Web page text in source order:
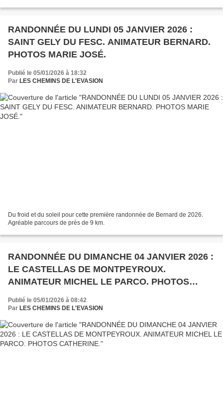
RANDONNÉE DU LUNDI 05 JANVIER 2026 :
SAINT GELY DU FESC. ANIMATEUR BERNARD.
PHOTOS MARIE JOSÉ.
Publié le 05/01/2026 à 18:32
Par LES CHEMINS DE L'EVASION
Du froid et du soleil pour cette première randonnée de Bernard de 2026.
Agréable parcours de près de 9 km.
RANDONNÉE DU DIMANCHE 04 JANVIER 2026 :
LE CASTELLAS DE MONTPEYROUX.
ANIMATEUR MICHEL LE PARCO. PHOTOS
Publié le 05/01/2026 à 08:42
Par LES CHEMINS DE L'EVASION